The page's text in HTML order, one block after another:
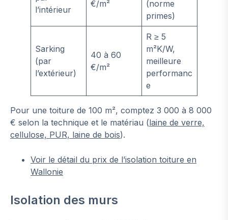
l’intérieur
€/m²
(norme
primes)
Sarking
(par
l’extérieur)
40 à 60
€/m²
R ≥ 5
m²K/W,
meilleure
performanc
e
Pour une toiture de 100 m², comptez 3 000 à 8 000
€ selon la technique et le matériau (laine de verre,
cellulose, PUR, laine de bois).
Voir le détail du prix de l’isolation toiture en
Wallonie
Isolation des murs